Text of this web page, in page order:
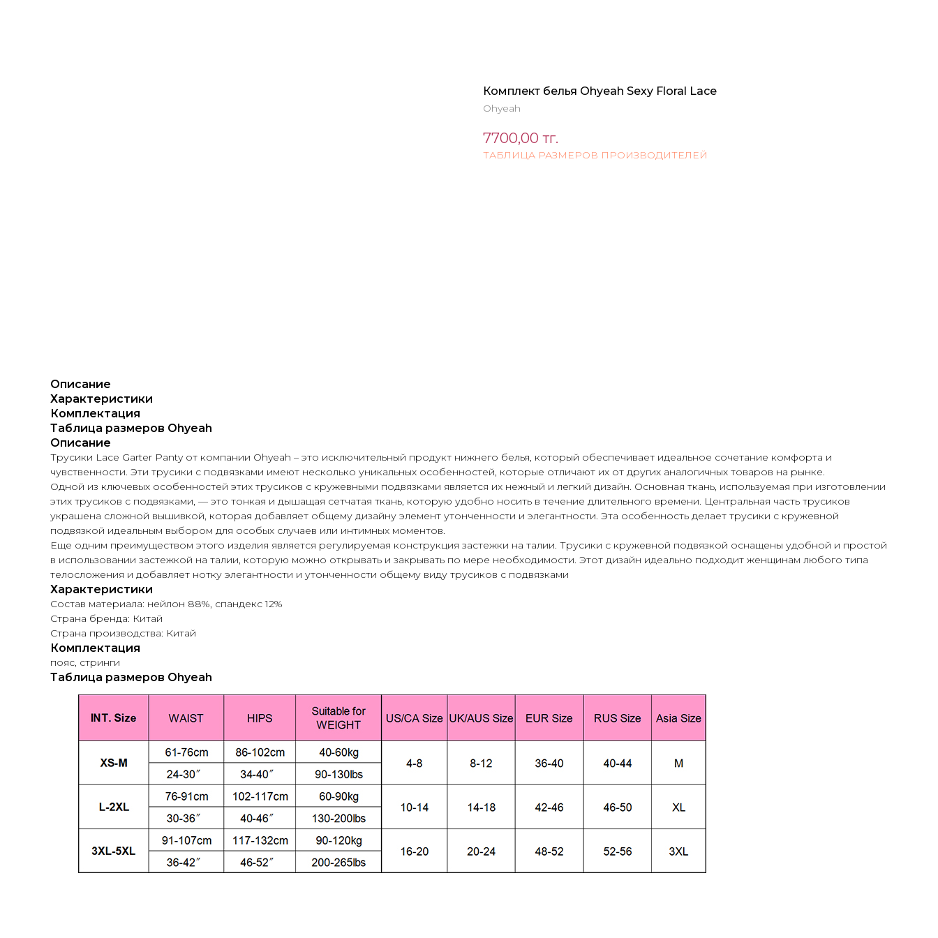
Комплект белья Ohyeah Sexy Floral Lace
Ohyeah
7700,00 тг.
ТАБЛИЦА РАЗМЕРОВ ПРОИЗВОДИТЕЛЕЙ
Описание
Характеристики
Комплектация
Таблица размеров Ohyeah
Описание
Трусики Lace Garter Panty от компании Ohyeah – это исключительный продукт нижнего белья, который обеспечивает идеальное сочетание комфорта и
чувственности. Эти трусики с подвязками имеют несколько уникальных особенностей, которые отличают их от других аналогичных товаров на рынке.
Одной из ключевых особенностей этих трусиков с кружевными подвязками является их нежный и легкий дизайн. Основная ткань, используемая при изготовлении
этих трусиков с подвязками, — это тонкая и дышащая сетчатая ткань, которую удобно носить в течение длительного времени. Центральная часть трусиков
украшена сложной вышивкой, которая добавляет общему дизайну элемент утонченности и элегантности. Эта особенность делает трусики с кружевной
подвязкой идеальным выбором для особых случаев или интимных моментов.
Еще одним преимуществом этого изделия является регулируемая конструкция застежки на талии. Трусики с кружевной подвязкой оснащены удобной и простой
в использовании застежкой на талии, которую можно открывать и закрывать по мере необходимости. Этот дизайн идеально подходит женщинам любого типа
телосложения и добавляет нотку элегантности и утонченности общему виду трусиков с подвязками
Характеристики
Состав материала: нейлон 88%, спандекс 12%
Страна бренда: Китай
Страна производства: Китай
Комплектация
пояс, стринги
Таблица размеров Ohyeah